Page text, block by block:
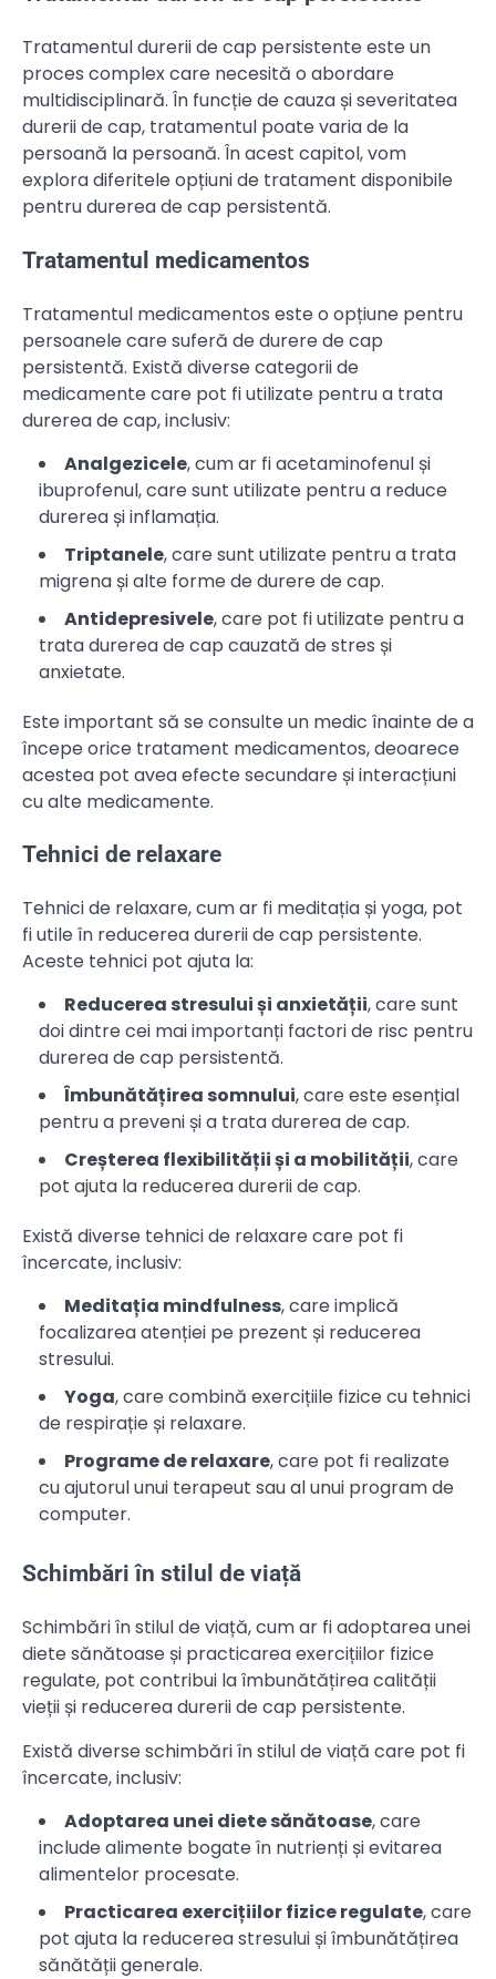
Tratamentul durerii de cap persistente este un
proces complex care necesită o abordare
multidisciplinară. În funcție de cauza și severitatea
durerii de cap, tratamentul poate varia de la
persoană la persoană. În acest capitol, vom
explora diferitele opțiuni de tratament disponibile
pentru durerea de cap persistentă.
Tratamentul medicamentos
Tratamentul medicamentos este o opțiune pentru
persoanele care suferă de durere de cap
persistentă. Există diverse categorii de
medicamente care pot fi utilizate pentru a trata
durerea de cap, inclusiv:
Analgezicele, cum ar fi acetaminofenul și
ibuprofenul, care sunt utilizate pentru a reduce
durerea și inflamația.
Triptanele, care sunt utilizate pentru a trata
migrena și alte forme de durere de cap.
Antidepresivele, care pot fi utilizate pentru a
trata durerea de cap cauzată de stres și
anxietate.
Este important să se consulte un medic înainte de a
începe orice tratament medicamentos, deoarece
acestea pot avea efecte secundare și interacțiuni
cu alte medicamente.
Tehnici de relaxare
Tehnici de relaxare, cum ar fi meditația și yoga, pot
fi utile în reducerea durerii de cap persistente.
Aceste tehnici pot ajuta la:
Reducerea stresului și anxietății, care sunt
doi dintre cei mai importanți factori de risc pentru
durerea de cap persistentă.
Îmbunătățirea somnului, care este esențial
pentru a preveni și a trata durerea de cap.
Creșterea flexibilității și a mobilității, care
pot ajuta la reducerea durerii de cap.
Există diverse tehnici de relaxare care pot fi
încercate, inclusiv:
Meditația mindfulness, care implică
focalizarea atenției pe prezent și reducerea
stresului.
Yoga, care combină exercițiile fizice cu tehnici
de respirație și relaxare.
Programe de relaxare, care pot fi realizate
cu ajutorul unui terapeut sau al unui program de
computer.
Schimbări în stilul de viață
Schimbări în stilul de viață, cum ar fi adoptarea unei
diete sănătoase și practicarea exercițiilor fizice
regulate, pot contribui la îmbunătățirea calității
vieții și reducerea durerii de cap persistente.
Există diverse schimbări în stilul de viață care pot fi
încercate, inclusiv:
Adoptarea unei diete sănătoase, care
include alimente bogate în nutrienți și evitarea
alimentelor procesate.
Practicarea exercițiilor fizice regulate, care
pot ajuta la reducerea stresului și îmbunătățirea
sănătății generale.